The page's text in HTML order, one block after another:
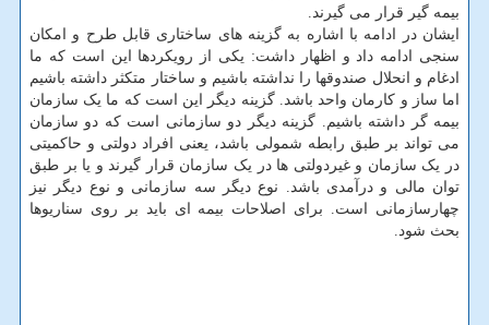
بیمه گیر قرار می گیرند.
ایشان در ادامه با اشاره به گزینه های ساختاری قابل طرح و امکان
سنجی ادامه داد و اظهار داشت: یکی از رویکردها این است که ما
ادغام و انحلال صندوقها را نداشته باشیم و ساختار متکثر داشته باشیم
اما ساز و کارمان واحد باشد. گزینه دیگر این است که ما یک سازمان
بیمه گر داشته باشیم. گزینه دیگر دو سازمانی است که دو سازمان
می تواند بر طبق رابطه شمولی باشد، یعنی افراد دولتی و حاکمیتی
در یک سازمان و غیردولتی ها در یک سازمان قرار گیرند و یا بر طبق
توان مالی و درآمدی باشد. نوع دیگر سه سازمانی و نوع دیگر نیز
چهارسازمانی است. برای اصلاحات بیمه ای باید بر روی سناریوها
بحث شود.